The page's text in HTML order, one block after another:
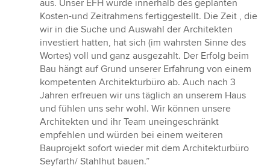
aus. Unser EFH wurde innerhalb des geplanten
Kosten-und Zeitrahmens fertiggestellt. Die Zeit , die
wir in die Suche und Auswahl der Architekten
investiert hatten, hat sich (im wahrsten Sinne des
Wortes) voll und ganz ausgezahlt. Der Erfolg beim
Bau hängt auf Grund unserer Erfahrung von einem
kompetenten Architekturbüro ab. Auch nach 3
Jahren erfreuen wir uns täglich an unserem Haus
und fühlen uns sehr wohl. Wir können unsere
Architekten und ihr Team uneingeschränkt
empfehlen und würden bei einem weiteren
Bauprojekt sofort wieder mit dem Architekturbüro
Seyfarth/ Stahlhut bauen.”